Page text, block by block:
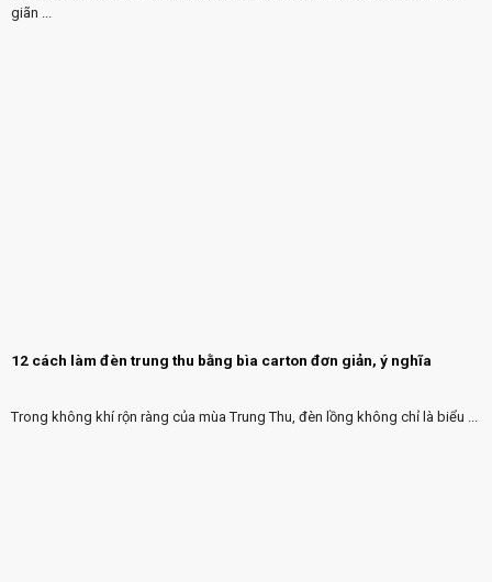
giãn ...
12 cách làm đèn trung thu bằng bìa carton đơn giản, ý nghĩa
Trong không khí rộn ràng của mùa Trung Thu, đèn lồng không chỉ là biểu ...